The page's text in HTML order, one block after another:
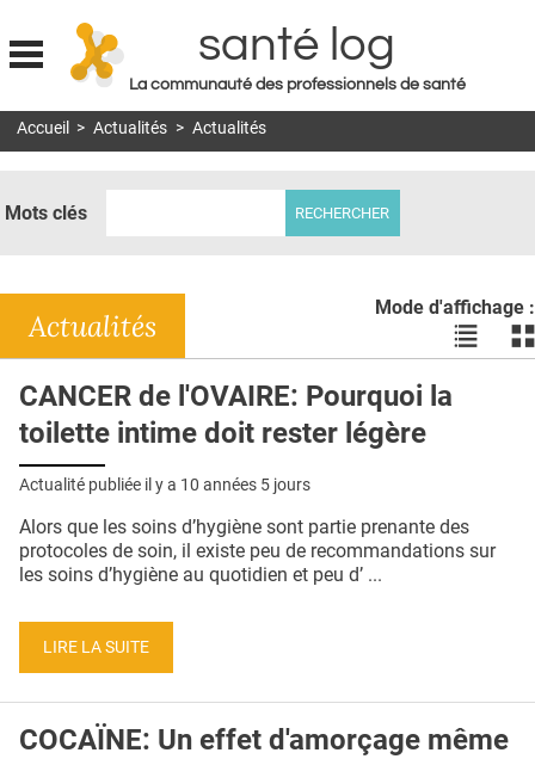
Jump to navigation
santé log
La communauté des professionnels de santé
MON COMPTE
DOSSIERS
RÉSEAUX
E-REVUE SAD
QUI SOMMES-NOUS ?
CONDITIONS GÉNÉRALES
CRÉDITS
Accueil > Actualités > Actualités
Mots clés
Mode d'affichage :
Voir
les
les
Actualités
CANCER de l'OVAIRE: Pourquoi la
toilette intime doit rester légère
Actualité publiée il y a 10 années 5 jours
Alors que les soins d’hygiène sont partie prenante des
protocoles de soin, il existe peu de recommandations sur
les soins d’hygiène au quotidien et peu d’ ...
LIRE LA SUITE
COCAÏNE: Un effet d'amorçage même